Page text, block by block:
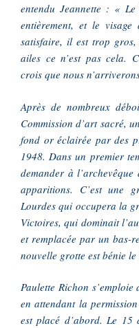
entendu Jeannette : «
entièrement, et le
satisfaire, il est trop
ailes ce n’est pas cela.
crois que nous
Après de nombreux
Commission d’art sacré,
fond or éclairée par des
1948. Dans un premier
demander à
apparitions. C’est une
Lourdes qui occupera la
Victoires, qui dominait
et remplacée par un bas-
nouvelle grotte est bénie
Paulette Richon s’emploie
en attendant la
est placé d’abord. Le 15